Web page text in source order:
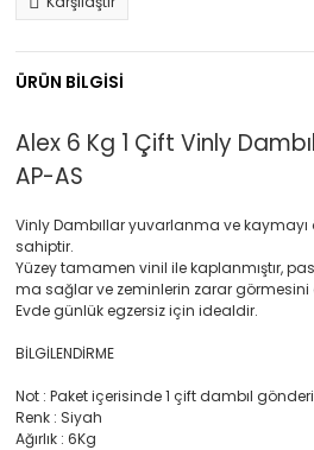
ÜRÜN BİLGİSİ
Alex 6 Kg 1 Çift Vinly
AP-AS
Vinly Dambıllar yuvarlanma ve
sahiptir.
Yüzey tamamen vinil ile kaplanmıştır,
ma sağlar ve zeminlerin zarar görmesini
Evde günlük egzersiz için idealdir.
BİLGİLENDİRME
Not : Paket içerisinde 1 çift dambıl
Renk : Siyah
Ağırlık : 6Kg